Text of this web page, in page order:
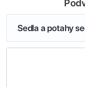
Sedla a potahy